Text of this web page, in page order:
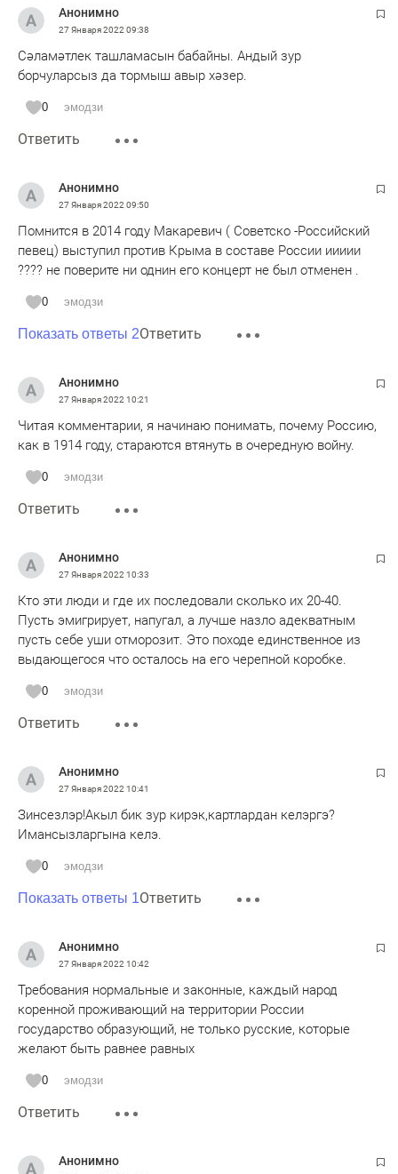
Анонимно
27 Января 2022 09:38
Сәламәтлек ташламасын бабайны. Андый зур
борчуларсыз да тормыш авыр хәзер.
0 эмодзи
Ответить
Анонимно
27 Января 2022 09:50
Помнится в 2014 году Макаревич ( Советско -Российский
певец) выступил против Крыма в составе России иииии
???? не поверите ни однин его концерт не был отменен .
0 эмодзи
Показать ответы 2Ответить
Анонимно
27 Января 2022 10:21
Читая комментарии, я начинаю понимать, почему Россию,
как в 1914 году, стараются втянуть в очередную войну.
0 эмодзи
Ответить
Анонимно
27 Января 2022 10:33
Кто эти люди и где их последовали сколько их 20-40.
Пусть эмигрирует, напугал, а лучше назло адекватным
пусть себе уши отморозит. Это походе единственное из
выдающегося что осталось на его черепной коробке.
0 эмодзи
Ответить
Анонимно
27 Января 2022 10:41
Зинсезлэр!Акыл бик зур кирэк,картлардан келэргэ?
Имансызларгына келэ.
0 эмодзи
Показать ответы 1Ответить
Анонимно
27 Января 2022 10:42
Требования нормальные и законные, каждый народ
коренной проживающий на территории России
государство образующий, не только русские, которые
желают быть равнее равных
0 эмодзи
Ответить
Анонимно